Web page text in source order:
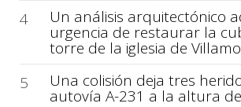
4
Un análisis arquitectónico
urgencia de restaurar la
torre de la iglesia de
5
Una colisión deja tres
autovía A-231 a la altura